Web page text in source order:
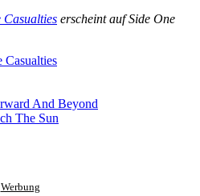
Casualties erscheint auf Side One
Casualties
And Beyond
The Sun
Werbung